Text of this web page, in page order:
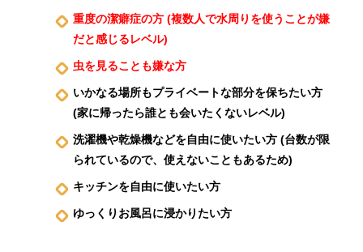
重度の潔癖症の方 (複数人で水周りを使うことが嫌
だと感じるレベル)
虫を見ることも嫌な方
いかなる場所もプライベートな部分を保ちたい方
(家に帰ったら誰とも会いたくないレベル)
洗濯機や乾燥機などを自由に使いたい方 (台数が限
られているので、使えないこともあるため)
キッチンを自由に使いたい方
ゆっくりお風呂に浸かりたい方